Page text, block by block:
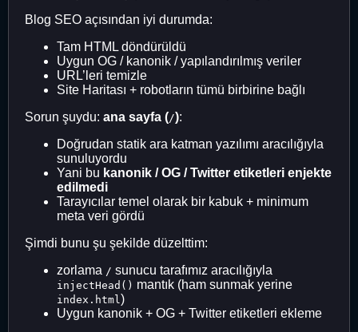
Blog SEO açısından iyi durumda:
Tam HTML döndürüldü
Uygun OG / kanonik / yapılandırılmış veriler
URL’leri temizle
Site Haritası + robotların tümü birbirine bağlı
Sorun şuydu: ana sayfa (/):
Doğrudan statik ara katman yazılımı aracılığıyla
sunuluyordu
Yani bu kanonik / OG / Twitter etiketleri enjekte
edilmedi
Tarayıcılar temel olarak bir kabuk + minimum
meta veri gördü
Şimdi bunu şu şekilde düzelttim:
zorlama / sunucu tarafımız aracılığıyla
injectHead() mantık (ham sunmak yerine
index.html )
Uygun kanonik + OG + Twitter etiketleri ekleme